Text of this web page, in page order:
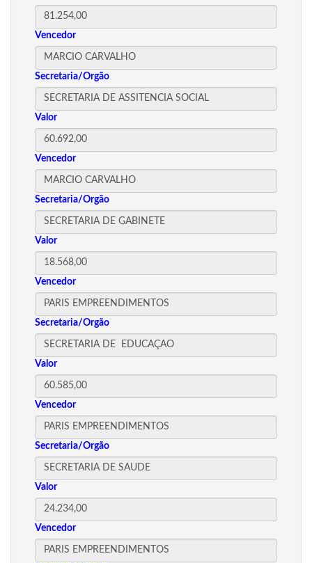
Vencedor
Secretaria/Orgão
Valor
Vencedor
Secretaria/Orgão
Valor
Vencedor
Secretaria/Orgão
Valor
Vencedor
Secretaria/Orgão
Valor
Vencedor